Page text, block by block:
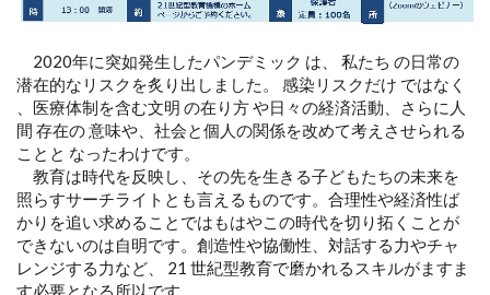
2020年に突如発生したパンデミック は、 私たち の日常の
潜在的なリスクを炙り出しました。 感染リスクだけ ではなく
、医療体制を含む文明 の在り方 や日々の経済活動、さらに人
間 存在の 意味や、社会と個人の関係を改めて考えさせられる
ことと なったわけです。
教育は時代を反映し、その先を生きる子どもたちの未来を
照らすサーチライトとも言えるものです。合理性や経済性ば
かりを追い求めることではもはやこの時代を切り拓くことが
できないのは自明です。創造性や協働性、対話する力やチャ
レンジする力など、 21 世紀型教育で磨かれるスキルがますま
す必要となる所以です。